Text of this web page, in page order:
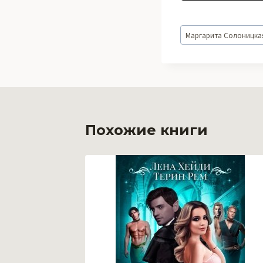
Метки
записи:
Маргарита
Похожие книги